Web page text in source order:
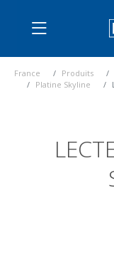
France Produits
Platine Skyline